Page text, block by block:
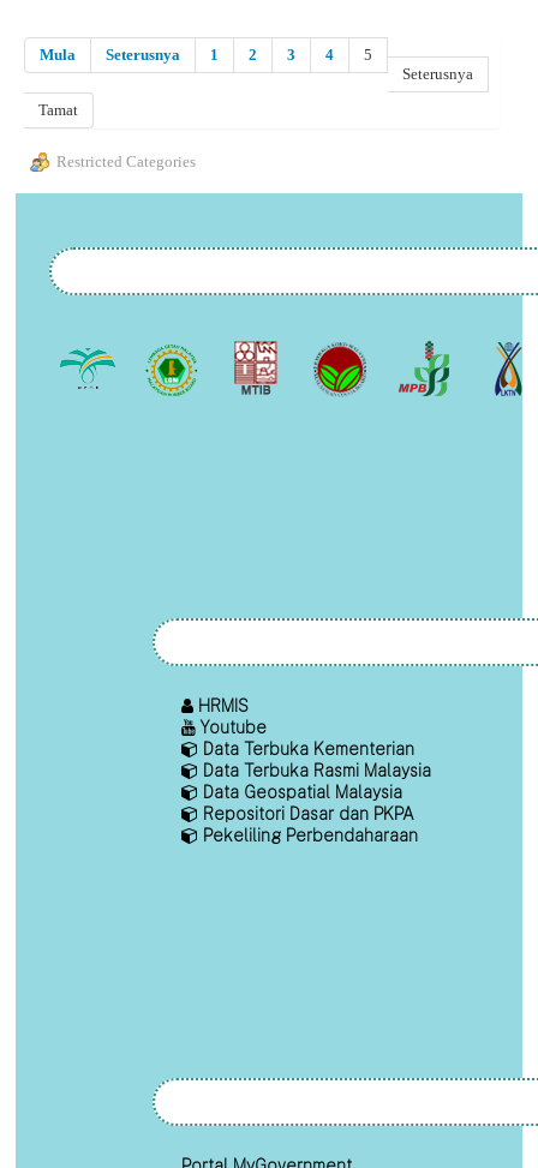
Mula Seterusnya 1 2 3 4
5
Seterusnya
Tamat
Restricted Categories
HRMIS
Youtube
Data Terbuka Kementerian
Data Terbuka Rasmi Malaysia
Data Geospatial Malaysia
Repositori Dasar dan PKPA
Pekeliling Perbendaharaan